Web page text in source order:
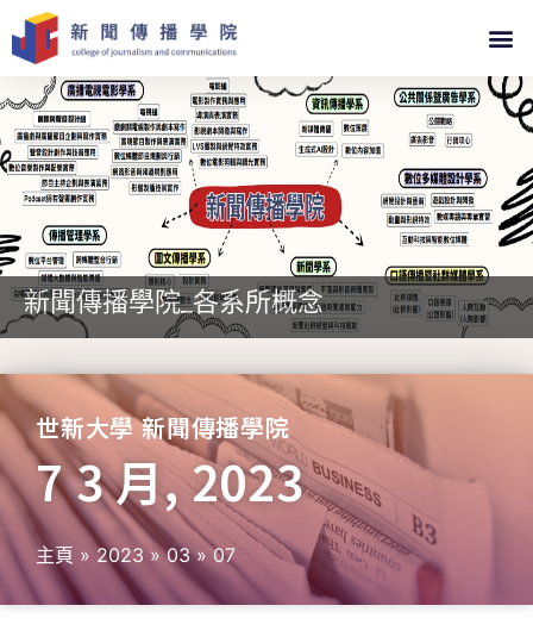
新聞傳播學院_各系所概念
世新大學 新聞傳播學院
7 3 月, 2023
主頁 » 2023 » 03 » 07